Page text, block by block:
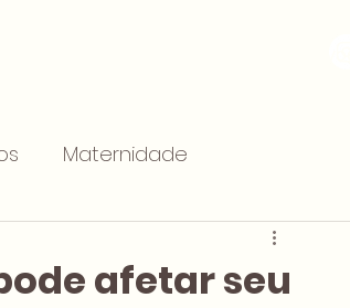
Maternidade
afetar seu